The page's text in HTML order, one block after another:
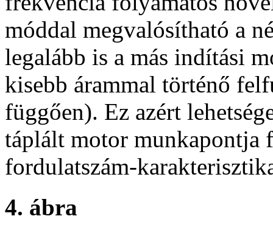
móddal megvalósítható a
legalább is a más indítási
kisebb árammal történő
függően). Ez azért
táplált motor munkapontja
fordulatszám-
4. ábra